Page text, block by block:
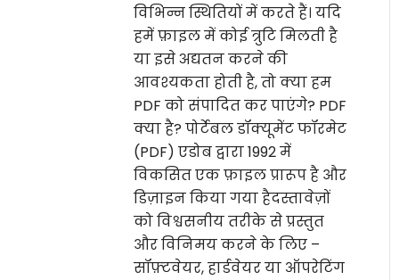
विभिन्न स्थितियों में करते हैं। यदि
हमें फ़ाइल में कोई त्रुटि मिलती है
या इसे अद्यतन करने की
आवश्यकता होती है, तो क्या हम
PDF को संपादित कर पाएंगे? PDF
क्या है? पोर्टेबल डॉक्यूमेंट फॉरमेट
(PDF) एडोब द्वारा 1992 में
विकसित एक फ़ाइल प्रारूप है और
डिज़ाइन किया गया हैदस्तावेज़ों
को विश्वसनीय तरीके से प्रस्तुत
और विनिमय करने के लिए –
सॉफ़्टवेयर, हार्डवेयर या ऑपरेटिंग